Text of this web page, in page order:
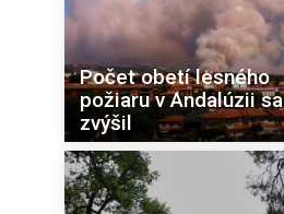
Počet obetí lesného
požiaru v Andalúzii sa
zvýšil